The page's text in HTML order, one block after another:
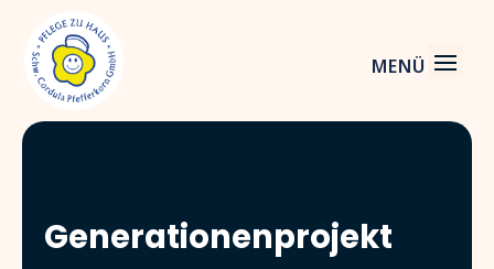
Generationenprojekt